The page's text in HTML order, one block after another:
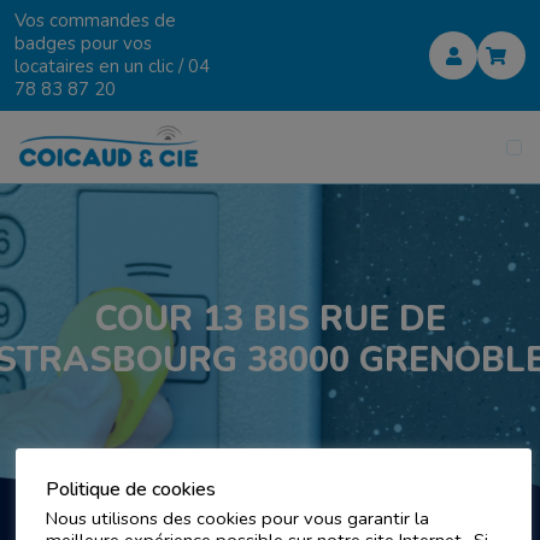
Vos commandes de
badges pour vos
locataires en un clic /04
78 83 87 20
COUR 13 BIS RUE DE
38000
Politique de cookies
Nous utilisons des cookies pour vous garantir la